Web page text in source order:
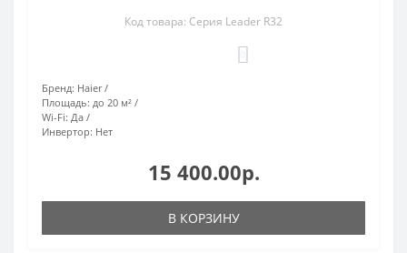
Код товара: Серия Leader R32
Бренд: Haier
Площадь: до 20 м²
Wi-Fi: Да
Инвертор: Нет
15 400.00р.
В КОРЗИНУ